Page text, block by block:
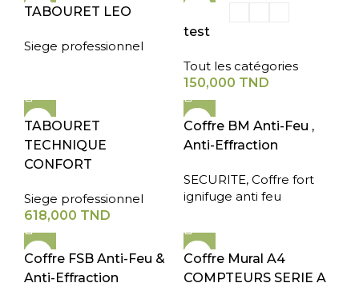
TABOURET LEO
Siege professionnel
test
Tout les catégories
150,000 TND
TABOURET
TECHNIQUE
CONFORT
Siege professionnel
618,000 TND
Coffre BM Anti-Feu ,
Anti-Effraction
SECURITE, Coffre fort
ignifuge anti feu
Coffre FSB Anti-Feu &
Anti-Effraction
Coffre Mural A4
COMPTEURS SERIE A